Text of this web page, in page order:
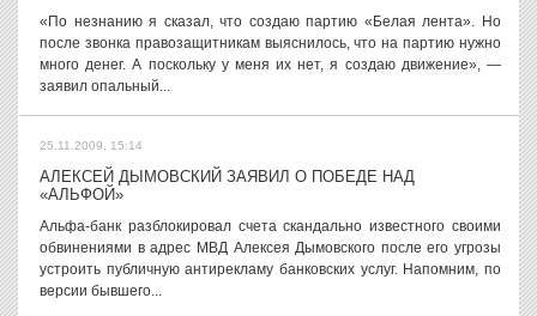
«По незнанию я сказал, что создаю партию «Белая лента». Но
после звонка правозащитникам выяснилось, что на партию нужно
много денег. А поскольку у меня их нет, я создаю движение», —
заявил опальный...
25.11.2009, 15:14
АЛЕКСЕЙ ДЫМОВСКИЙ ЗАЯВИЛ О ПОБЕДЕ НАД
«АЛЬФОЙ»
Альфа-банк разблокировал счета скандально известного своими
обвинениями в адрес МВД Алексея Дымовского после его угрозы
устроить публичную антирекламу банковских услуг. Напомним, по
версии бывшего...